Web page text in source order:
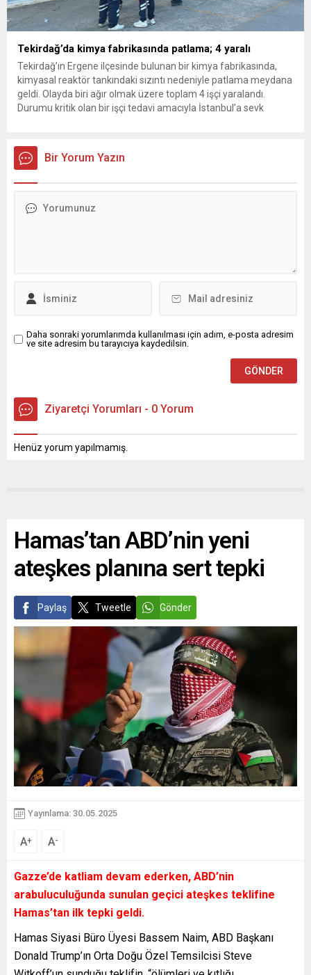
Tekirdağ’da kimya fabrikasında patlama; 4 yaralı
Tekirdağ’ın Ergene ilçesinde bulunan bir kimya fabrikasında,
kimyasal reaktör tankındaki sızıntı nedeniyle patlama meydana
geldi. Olayda biri ağır olmak üzere toplam 4 işçi yaralandı.
Durumu kritik olan bir işçi tedavi amacıyla İstanbul’a sevk
ilçesine...
Bir Yorum Yazın
Daha sonraki yorumlarımda kullanılması için adım, e-posta adresim
ve site adresim bu tarayıcıya kaydedilsin.
Ziyaretçi Yorumları - 0 Yorum
Henüz yorum yapılmamış.
Hamas’tan ABD’nin yeni
ateşkes planına sert tepki
Paylaş Tweetle Gönder
Yayınlama: 30.05.2025
A+ A-
Gazze’de katliam devam ederken, ABD’nin
arabuluculuğunda sunulan geçici ateşkes teklifine
Hamas’tan ilk tepki geldi.
Hamas Siyasi Büro Üyesi Bassem Naim, ABD Başkanı
Donald Trump’ın Orta Doğu Özel Temsilcisi Steve